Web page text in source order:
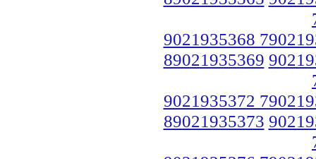
9021935368
89021935369
9021935372
89021935373